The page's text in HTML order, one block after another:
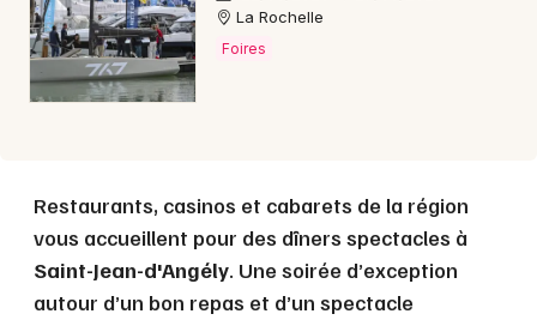
Mon email
La Rochelle
Foires
Restaurants, casinos et cabarets de la région
vous accueillent pour des dîners spectacles à
Saint-Jean-d'Angély. Une soirée d’exception
autour d’un bon repas et d’un spectacle